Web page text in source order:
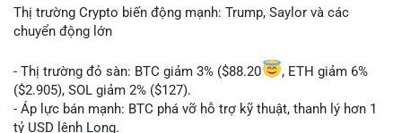
BNB Smart Chain.
Sợ hãi do chỉ số thấp nhưng xu hướng memecoin và tin tức
tích cực (BTC ETF, SKR) tạo áp lực lên giá. Rủi ro từ các đề cày
SPCX và SAGA vẫn cao. Cần theo dõi xu hướng "long" hoặc
"short" theo chiến lược cá nhân.
Thị trường Crypto biến động mạnh: Trump, Saylor và các
chuyển động lớn
- Thị trường đỏ sàn: BTC giảm 3% ($88.20
, ETH giảm 6%
($2.905), SOL giảm 2% ($127).
- Áp lực bán mạnh: BTC phá vỡ hỗ trợ kỹ thuật, thanh lý hơn 1
tỷ USD lệnh Long.